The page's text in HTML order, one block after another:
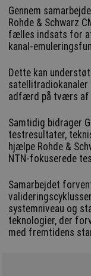
Gennem
Rohde & Schwarz
fælles indsats for
kanal-
Dette kan
satellitradiokanaler
adfærd på tværs af
Samtidig bidrager
testresultater,
hjælpe Rohde &
NTN-fokuserede
Samarbejdet
systemniveau og
teknologier, der
med fremtidens